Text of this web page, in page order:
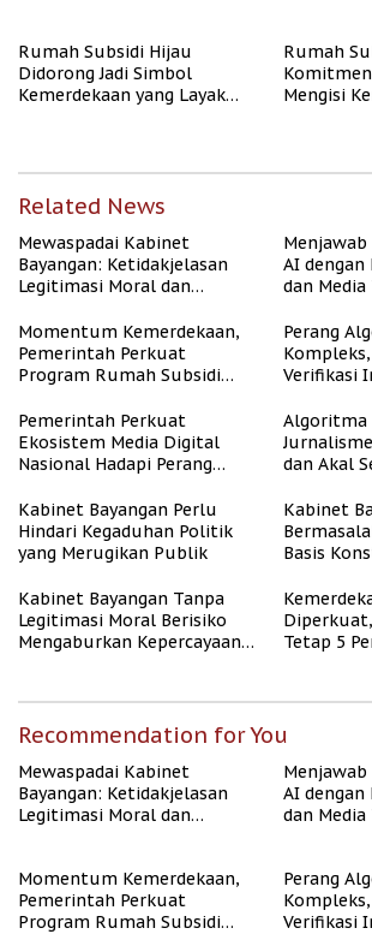
Rumah Subsidi Hijau
Didorong Jadi Simbol
Kemerdekaan yang Layak
Rumah
Mengisi
Related News
Mewaspadai Kabinet
Bayangan: Ketidakjelasan
Legitimasi Moral dan
AI dengan
dan Media
Momentum Kemerdekaan,
Pemerintah Perkuat
Program Rumah Subsidi
Berpenghasilan Rendah
Perang
Verifikasi
Pemerintah Perkuat
Ekosistem Media Digital
Nasional Hadapi Perang
Algoritma
dan Akal
Kabinet Bayangan Perlu
Hindari Kegaduhan Politik
yang Merugikan Publik
Kabinet
Basis
Kabinet Bayangan Tanpa
Legitimasi Moral Berisiko
Mengaburkan Kepercayaan
Tetap 5
Recommendation for You
Mewaspadai Kabinet
Bayangan: Ketidakjelasan
Legitimasi Moral dan
AI dengan
dan Media
Momentum Kemerdekaan,
Pemerintah Perkuat
Program Rumah Subsidi
Perang
Verifikasi